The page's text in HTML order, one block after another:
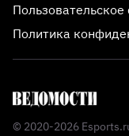
Политика
© 2020-2026